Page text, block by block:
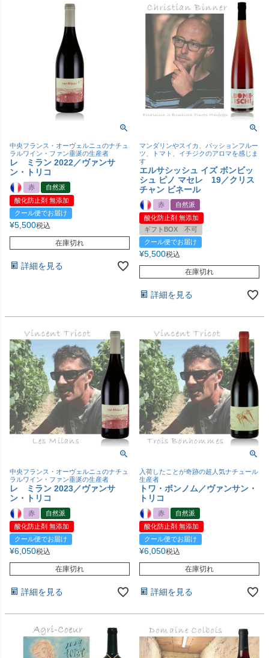
中央フランス・オーヴェルニュのナチュ
ラルワイン・ファン垂涎の生産者
レ ミラン 2022／ヴァンサ
ン・トリコ
赤
自然派
酸化防止剤 無添加
クール便でお届け
¥5,500税込
在庫切れ
詳細を見る
マンダリンやスイカ、パッションフルー
ツ、トマト、イチジクのアロマを感じま
す
エルサシッシュ イズ ボンビッ
シュ ピノ マセレ 19／クリス
チャン ビネール
赤
自然派
酸化防止剤 無添加
ギフトBOX 不可
クール便でお届け
¥5,500税込
在庫切れ
詳細を見る
中央フランス・オーヴェルニュのナチュ
ラルワイン・ファン垂涎の生産者
レ ミラン 2023／ヴァンサ
ン・トリコ
赤
自然派
酸化防止剤 無添加
クール便でお届け
¥6,050税込
在庫切れ
詳細を見る
入荷したことが奇跡の超人気ナチュール
生産者
トワ・ボンノム／ヴァンサン・
トリコ
赤
自然派
酸化防止剤 無添加
クール便でお届け
¥6,050税込
在庫切れ
詳細を見る